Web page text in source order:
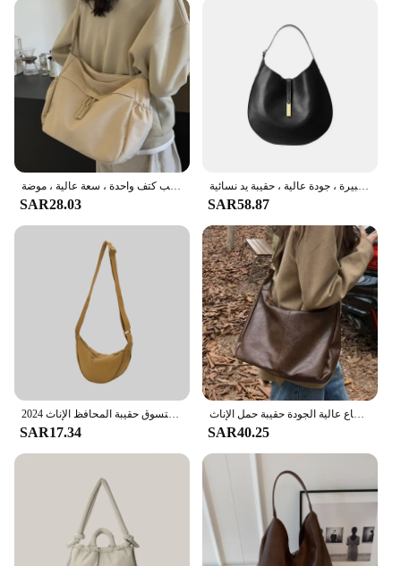
transition from a daytime bag to an evening
accessory ensures it remains a staple in any
wardrobe. Whether you're looking to stock up for
your store or sell it as a set, this handbag is sure to
be a hit with your customers.
حقائب كروس بودي من النايلون للنساء ، أحادية اللون ، سحاب غير رسمي ، حقائب كتف واحدة ، سعة عالية ، موضة ،
SAR28.03
حقيبة كتف نسائية من الجلد الصناعي الناعم ، حقائب سوداء متقاطعة مع الجسم ، سعة كبيرة ، جودة عالية ، حقيبة يد نسائية
SAR58.87
حقيبة كروس هوبوس نايلون عادية للنساء مصمم حقائب كتف سعة كبيرة حمل سيدة السفر المتسوق حقيبة المحافظ الإناث 2024
SAR17.34
حقائب النساء جلد البقر المرأة حقيبة كتف موضة فاخرة السيدات حقيبة ساع عالية الجودة حقيبة حمل الإناث
SAR40.25